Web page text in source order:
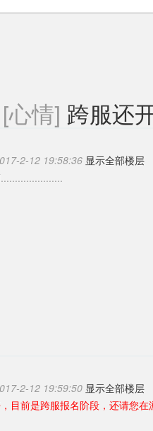
[心情] 跨服还
2-12 19:58:36 显示全部楼层
2-12 19:59:50 显示全部楼层
目前是跨服报名阶段，还请您在